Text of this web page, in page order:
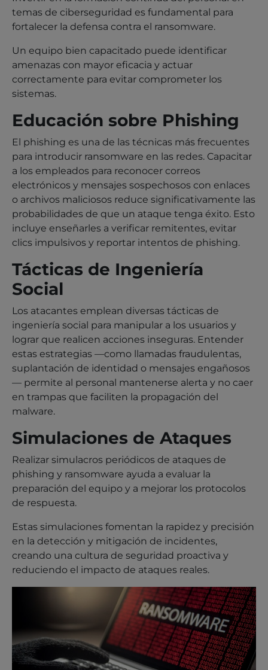
temas de ciberseguridad es fundamental para
fortalecer la defensa contra el ransomware.
Un equipo bien capacitado puede identificar
amenazas con mayor eficacia y actuar
correctamente para evitar comprometer los
sistemas.
Educación sobre Phishing
El phishing es una de las técnicas más frecuentes
para introducir ransomware en las redes. Capacitar
a los empleados para reconocer correos
electrónicos y mensajes sospechosos con enlaces
o archivos maliciosos reduce significativamente las
probabilidades de que un ataque tenga éxito. Esto
incluye enseñarles a verificar remitentes, evitar
clics impulsivos y reportar intentos de phishing.
Tácticas de Ingeniería
Social
Los atacantes emplean diversas tácticas de
ingeniería social para manipular a los usuarios y
lograr que realicen acciones inseguras. Entender
estas estrategias —como llamadas fraudulentas,
suplantación de identidad o mensajes engañosos
— permite al personal mantenerse alerta y no caer
en trampas que faciliten la propagación del
malware.
Simulaciones de Ataques
Realizar simulacros periódicos de ataques de
phishing y ransomware ayuda a evaluar la
preparación del equipo y a mejorar los protocolos
de respuesta.
Estas simulaciones fomentan la rapidez y precisión
en la detección y mitigación de incidentes,
creando una cultura de seguridad proactiva y
reduciendo el impacto de ataques reales.